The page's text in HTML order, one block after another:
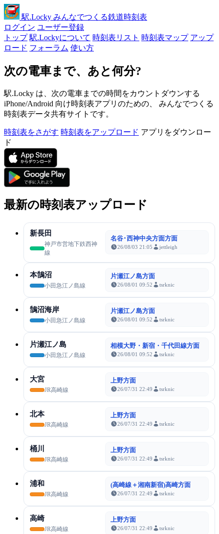
駅.Locky みんなでつくる鉄道時刻表
ログイン ユーザー登録
トップ 駅.Lockyについて 時刻表リスト 時刻表マップ アップ
ロード フォーラム 使い方
次の電車まで、あと何分?
駅.Locky は、次の電車までの時間をカウントダウンする
iPhone/Android 向け時刻表アプリのための、 みんなでつくる
時刻表データ共有サイトです。
時刻表をさがす 時刻表をアップロード アプリをダウンロー
ド
最新の時刻表アップロード
新長田
神戸市営地下鉄西神
線
名谷･西神中央方面方面
26/08/03 21:05 jettleigh
本鵠沼
小田急江ノ島線
片瀬江ノ島方面
26/08/01 09:52 tsrknic
鵠沼海岸
小田急江ノ島線
片瀬江ノ島方面
26/08/01 09:52 tsrknic
片瀬江ノ島
小田急江ノ島線
相模大野・新宿・千代田線方面
26/08/01 09:52 tsrknic
大宮
JR高崎線
上野方面
26/07/31 22:49 tsrknic
北本
JR高崎線
上野方面
26/07/31 22:49 tsrknic
桶川
JR高崎線
上野方面
26/07/31 22:49 tsrknic
浦和
JR高崎線
(高崎線＋湘南新宿)高崎方面
26/07/31 22:49 tsrknic
高崎
JR高崎線
上野方面
26/07/31 22:49 tsrknic